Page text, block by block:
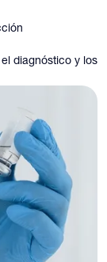
diagnóstico y los